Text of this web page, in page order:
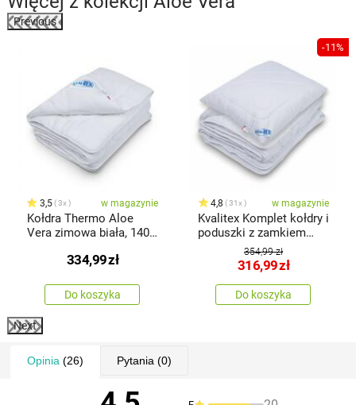
Previous
3,5 3x w magazynie
Kołdra Thermo Aloe
Vera zimowa biała, 140 x
334,99zł
Do koszyka
-11%
4,8 31x w magazynie
Kvalitex Komplet kołdry i
poduszki z zamkiem
Aloe Vera, 140 x 200 cm,
70 x 90 cm
354,99 zł
316,99zł
Do koszyka
Next
Opinia (26) Pytania (0)